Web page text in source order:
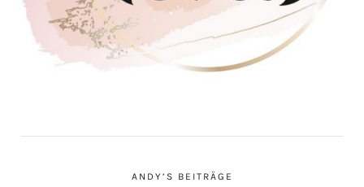
ANDY’S BEITRÄGE